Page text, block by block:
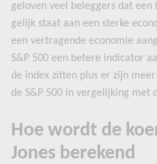
geloven veel beleggers dat een
gelijk staat aan een sterke
een vertragende economie
S&P 500 een betere indicator
de index zitten plus er zijn
de S&P 500 in vergelijking met
Hoe wordt de
Jones berekend